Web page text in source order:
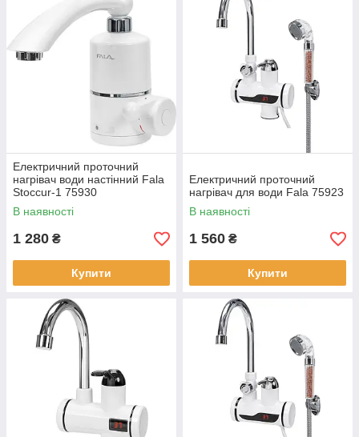
Електричний проточний
нагрівач води настінний Fala
Stoccur-1 75930
В наявності
1 280 ₴
Купити
Електричний проточний
нагрівач для води Fala 75923
В наявності
1 560 ₴
Купити